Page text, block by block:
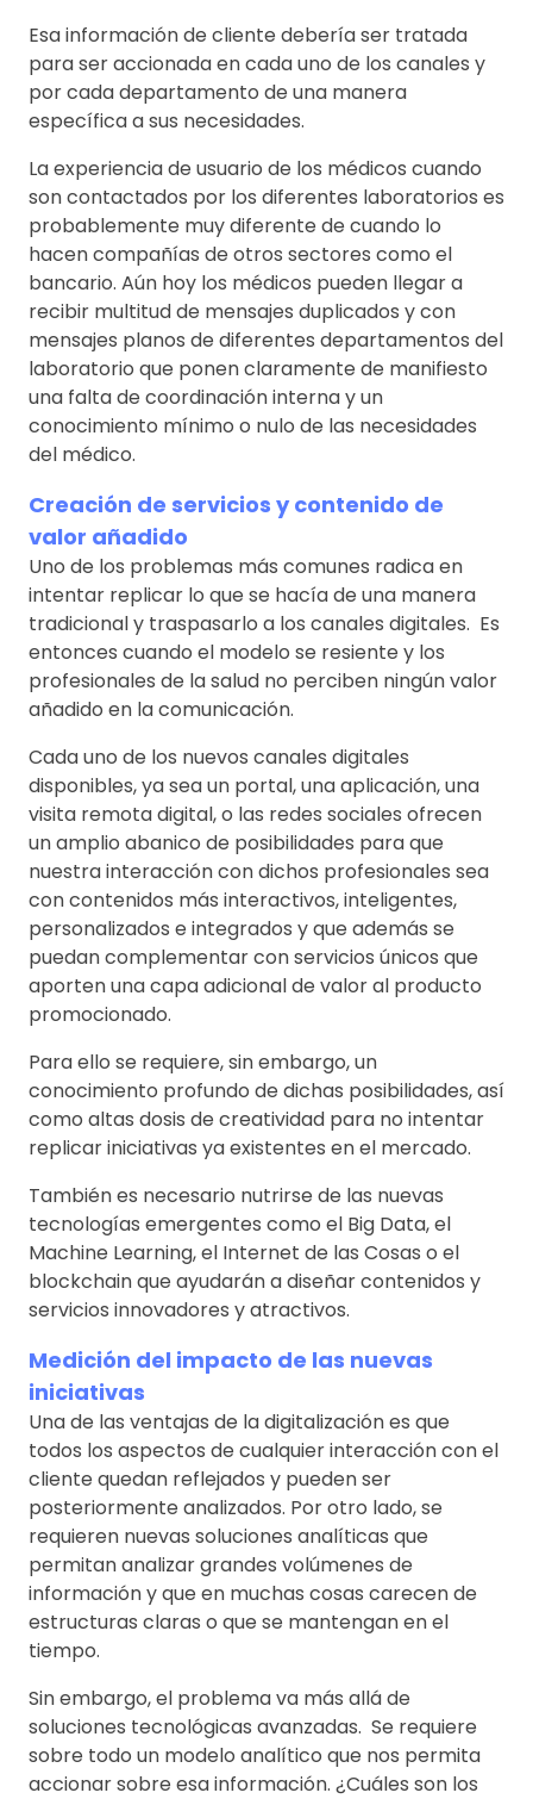
Esa información de cliente debería ser tratada
para ser accionada en cada uno de los canales y
por cada departamento de una manera
específica a sus necesidades.
La experiencia de usuario de los médicos cuando
son contactados por los diferentes laboratorios es
probablemente muy diferente de cuando lo
hacen compañías de otros sectores como el
bancario. Aún hoy los médicos pueden llegar a
recibir multitud de mensajes duplicados y con
mensajes planos de diferentes departamentos del
laboratorio que ponen claramente de manifiesto
una falta de coordinación interna y un
conocimiento mínimo o nulo de las necesidades
del médico.
Creación de servicios y contenido de
valor añadido
Uno de los problemas más comunes radica en
intentar replicar lo que se hacía de una manera
tradicional y traspasarlo a los canales digitales. Es
entonces cuando el modelo se resiente y los
profesionales de la salud no perciben ningún valor
añadido en la comunicación.
Cada uno de los nuevos canales digitales
disponibles, ya sea un portal, una aplicación, una
visita remota digital, o las redes sociales ofrecen
un amplio abanico de posibilidades para que
nuestra interacción con dichos profesionales sea
con contenidos más interactivos, inteligentes,
personalizados e integrados y que además se
puedan complementar con servicios únicos que
aporten una capa adicional de valor al producto
promocionado.
Para ello se requiere, sin embargo, un
conocimiento profundo de dichas posibilidades, así
como altas dosis de creatividad para no intentar
replicar iniciativas ya existentes en el mercado.
También es necesario nutrirse de las nuevas
tecnologías emergentes como el Big Data, el
Machine Learning, el Internet de las Cosas o el
blockchain que ayudarán a diseñar contenidos y
servicios innovadores y atractivos.
Medición del impacto de las nuevas
iniciativas
Una de las ventajas de la digitalización es que
todos los aspectos de cualquier interacción con el
cliente quedan reflejados y pueden ser
posteriormente analizados. Por otro lado, se
requieren nuevas soluciones analíticas que
permitan analizar grandes volúmenes de
información y que en muchas cosas carecen de
estructuras claras o que se mantengan en el
tiempo.
Sin embargo, el problema va más allá de
soluciones tecnológicas avanzadas. Se requiere
sobre todo un modelo analítico que nos permita
accionar sobre esa información. ¿Cuáles son los